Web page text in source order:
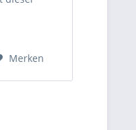
Merken